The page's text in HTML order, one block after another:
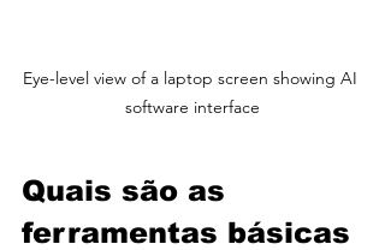
Eye-level view of a laptop screen showing AI
software interface
Quais são as
ferramentas básicas